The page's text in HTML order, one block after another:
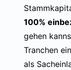
100%
gehen
Tranchen
als